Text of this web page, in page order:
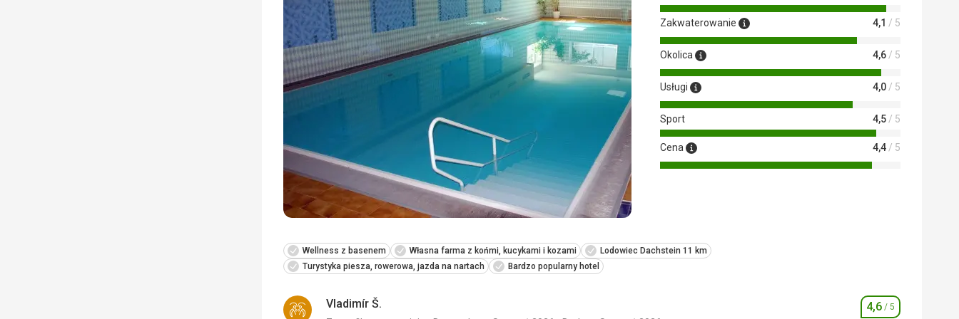
Ta recenzja została automatycznie przetłumaczona za pomocą Google Translate
Zakwaterowanie 4,1 / 5
Okolica 4,6/ 5
Usługi 4,0/ 5
Sport 4,5/ 5
Cena 4,4/ 5
Wellness z basenem Własna farma z końmi, kucykami i kozami
Lodowiec Dachstein 11 km
Turystyka piesza, rowerowa, jazda na nartach
Bardzo popularny hotel
Vladimír Š.
Ocena
4,6 / 5